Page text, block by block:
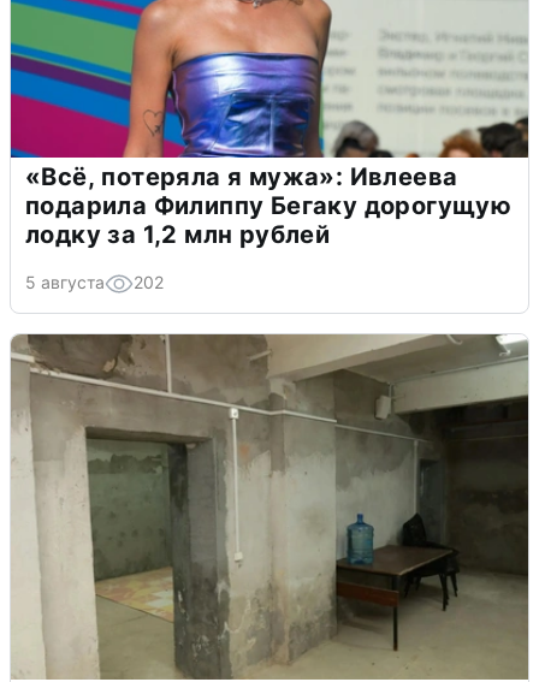
«Всё, потеряла я мужа»: Ивлеева
подарила Филиппу Бегаку дорогущую
лодку за 1,2 млн рублей
5 августа 202